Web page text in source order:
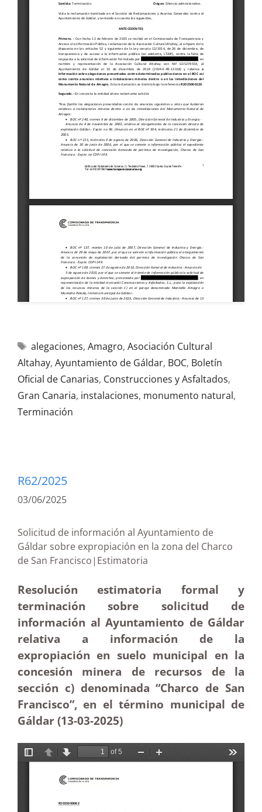
alegaciones, Amagro, Asociación Cultural
Altahay, Ayuntamiento de Gáldar, BOC, Boletín
Oficial de Canarias, Construcciones y Asfaltados,
Gran Canaria, instalaciones, monumento natural,
Terminación
R62/2025
03/06/2025
Solicitud de información al Ayuntamiento de
Gáldar sobre expropiación en la zona del Charco
de San Francisco|Estimatoria
Resolución estimatoria formal y
terminación sobre solicitud de
información al Ayuntamiento de Gáldar
relativa a información de la
expropiación en suelo municipal en la
concesión minera de recursos de la
sección c) denominada “Charco de San
Francisco”, en el término municipal de
Gáldar (13-03-2025)